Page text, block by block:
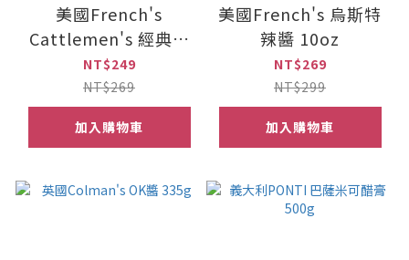
美國French's
Cattlemen's 經典烤
肉醬 18oz
NT$249
NT$269
加入購物車
美國French's 烏斯特
辣醬 10oz
NT$269
NT$299
加入購物車